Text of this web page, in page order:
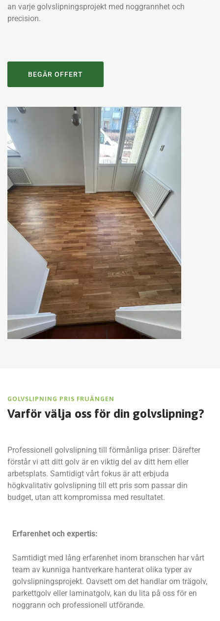
an varje golvslipningsprojekt med noggrannhet och
precision.
BEGÄR OFFERT
GOLVSLIPNING PRIS FRUÄNGEN
Varför välja oss för din golvslipning?
Professionell golvslipning till förmånliga priser: Därefter
förstår vi att ditt golv är en viktig del av ditt hem eller
arbetsplats. Samtidigt vårt fokus är att erbjuda
högkvalitativ golvslipning till ett pris som passar din
budget, utan att kompromissa med resultatet.
Erfarenhet och expertis:
Samtidigt med lång erfarenhet inom branschen har vårt
team av kunniga hantverkare hanterat olika typer av
golvslipningsprojekt. Oavsett om det handlar om trägolv,
parkettgolv eller laminatgolv, kan du lita på oss för en
noggrann och professionell utförande.